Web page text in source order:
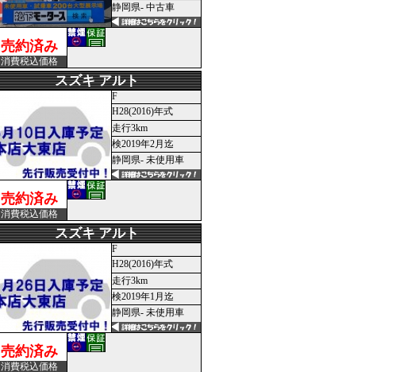
静岡県- 中古車
売約済み
消費税込価格
スズキ アルト
F
H28(2016)年式
走行3km
検2019年2月迄
静岡県- 未使用車
売約済み
消費税込価格
スズキ アルト
F
H28(2016)年式
走行3km
検2019年1月迄
静岡県- 未使用車
売約済み
消費税込価格